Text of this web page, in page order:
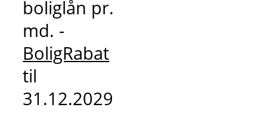
boliglån pr.
md. -
BoligRabat
til
31.12.2029